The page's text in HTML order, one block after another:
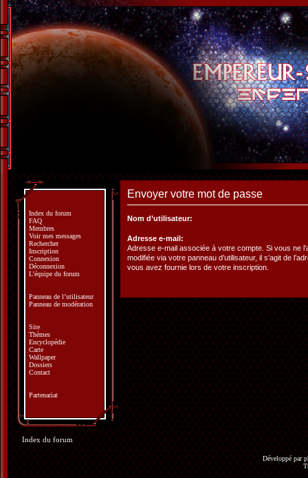
Envoyer votre mot de passe
Nom d’utilisateur:
Adresse e-mail:
Adresse e-mail associée à votre compte. Si vous ne
modifiée via votre panneau d’utilisateur, il s’agit de
vous avez fournie lors de votre inscription.
Index du forum
FAQ
Membres
Voir mes messages
Rechercher
Inscription
Connexion
Déconnexion
L’équipe du forum
Panneau de l’utilisateur
Panneau de modération
Site
Thèmes
Encyclopédie
Carte
Wallpaper
Dossiers
Contact
Partenariat
Index du forum
Développé par